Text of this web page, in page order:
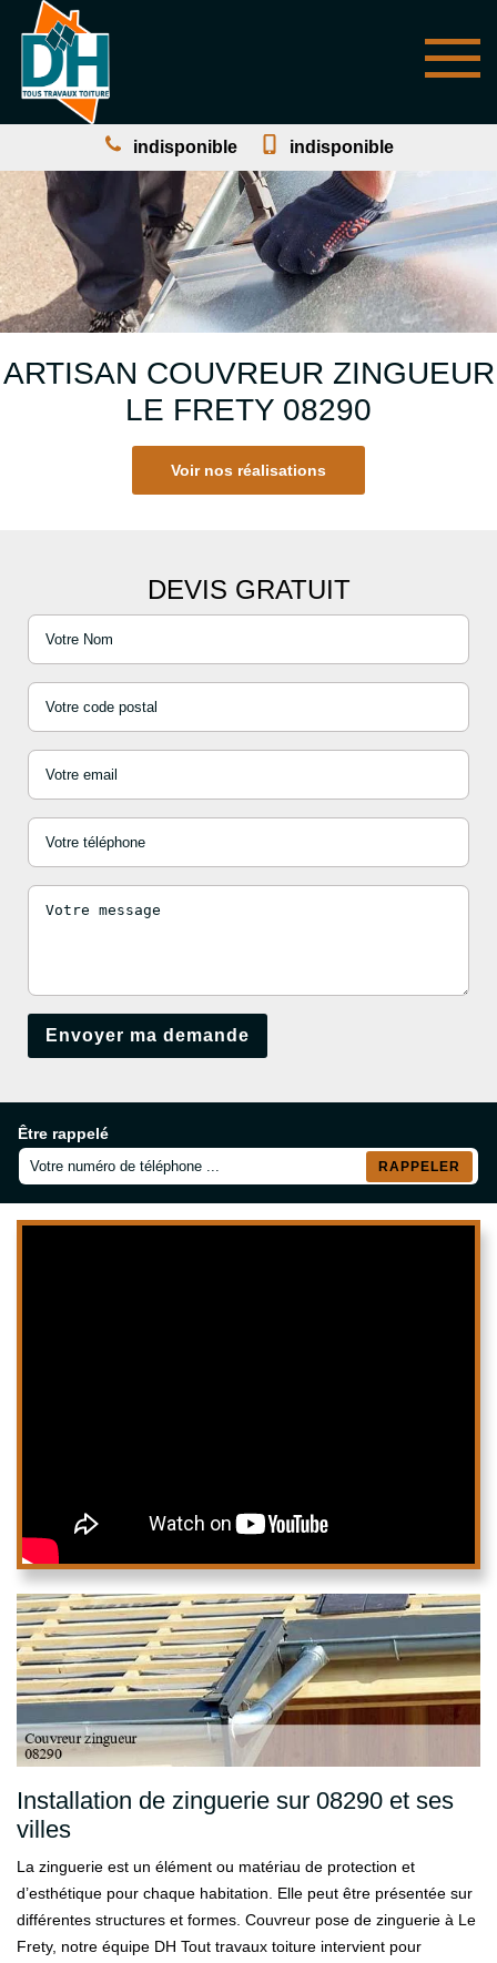
indisponible indisponible
ARTISAN COUVREUR ZINGUEUR
LE FRETY 08290
Voir nos réalisations
DEVIS GRATUIT
Être rappelé
Installation de zinguerie sur 08290 et ses
villes
La zinguerie est un élément ou matériau de protection et
d’esthétique pour chaque habitation. Elle peut être présentée sur
différentes structures et formes. Couvreur pose de zinguerie à Le
Frety, notre équipe DH Tout travaux toiture intervient pour